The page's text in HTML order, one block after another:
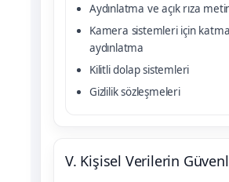
Aydınlatma ve açık rıza
Kamera sistemleri için
aydınlatma
Kilitli dolap sistemleri
Gizlilik sözleşmeleri
V. Kişisel Verilerin